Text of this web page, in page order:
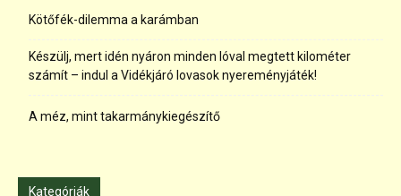
Kötőfék-dilemma a karámban
Készülj, mert idén nyáron minden lóval megtett kilométer
számít – indul a Vidékjáró lovasok nyereményjáték!
A méz, mint takarmánykiegészítő
Kategóriák